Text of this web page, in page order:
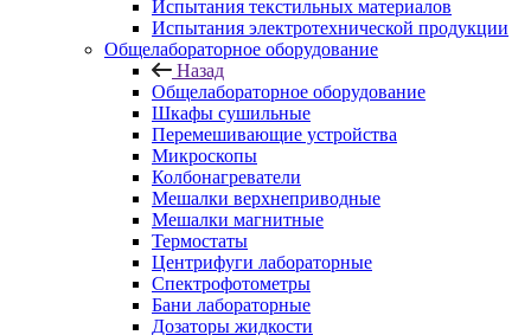
Испытания текстильных материалов
Испытания электротехнической продукции
Общелабораторное оборудование
Назад
Общелабораторное оборудование
Шкафы сушильные
Перемешивающие устройства
Микроскопы
Колбонагреватели
Мешалки верхнеприводные
Мешалки магнитные
Термостаты
Центрифуги лабораторные
Спектрофотометры
Бани лабораторные
Дозаторы жидкости